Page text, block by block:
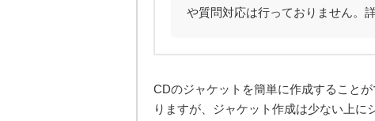
や質問対応は行っておりません。
CDのジャケットを簡単に作成すること
りますが、ジャケット作成は少ない上